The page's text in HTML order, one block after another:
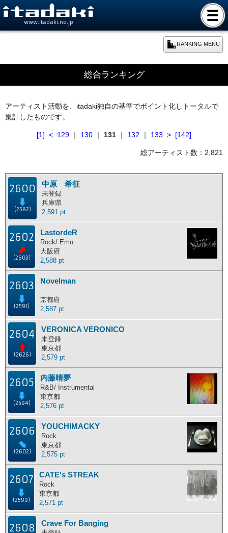
www.itadaki.ne.jp
RANKING MENU
本日のランキング
年間ランキング
主な活動地別に分けたランキングです。
北海道 東北地方
近畿地方
海外
総合ランキング
アーティスト活動を、itadaki独自の基準でポイント化しトータルで
集計したものです。
[1] < 129 ｜ 130 ｜ 131 ｜ 132 ｜ 133 > [142]
総アーティスト数：2,821
2600
(2582)
中原 希征
未登録
兵庫県
2,591 pt
2602
(2603)
LastordeR
Rock/ Emo
大阪府
2,588 pt
2603
(2591)
Novelman
京都府
2,587 pt
2604
(2626)
VERONICA VERONICO
未登録
東京都
2,579 pt
2605
(2594)
内藤晴夢
R&B/ Instrumental
東京都
2,576 pt
2606
(2602)
YOUCHIMACKY
Rock
東京都
2,575 pt
2607
(2599)
CATE's STREAK
Rock
東京都
2,571 pt
2608 Crave For Banging